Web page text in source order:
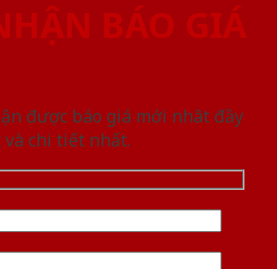
BÁO GIÁ
được báo giá mới nhât đầy
chi tiết nhất.